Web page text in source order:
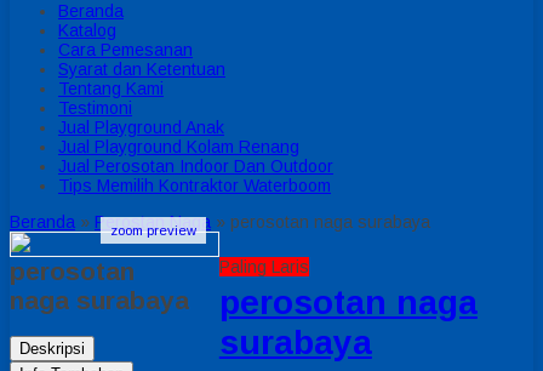
Beranda
Katalog
Cara Pemesanan
Syarat dan Ketentuan
Tentang Kami
Testimoni
Jual Playground Anak
Jual Playground Kolam Renang
Jual Perosotan Indoor Dan Outdoor
Tips Memilih Kontraktor Waterboom
Beranda » Perostan Naga » perosotan naga surabaya
zoom preview
Paling Laris
perosotan naga
surabaya
perosotan
naga surabaya
Deskripsi